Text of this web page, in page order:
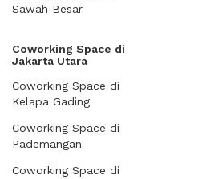
Sawah Besar
Coworking Space di
Jakarta Utara
Coworking Space di
Kelapa Gading
Coworking Space di
Pademangan
Coworking Space di